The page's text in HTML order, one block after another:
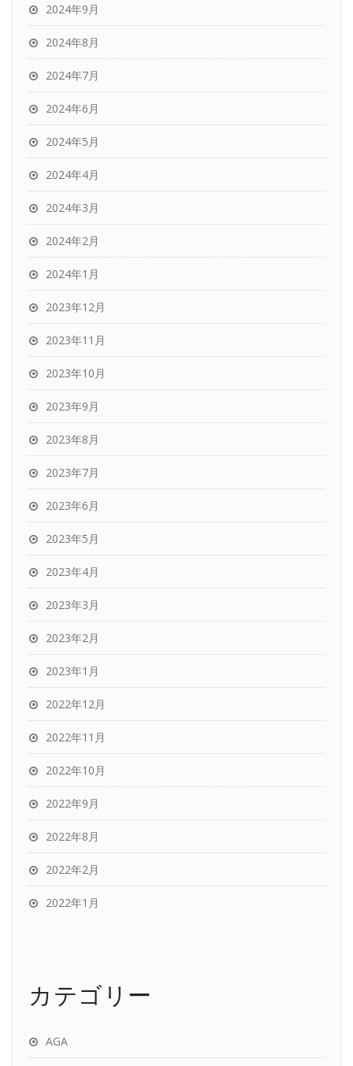
2024年9月
2024年8月
2024年7月
2024年6月
2024年5月
2024年4月
2024年3月
2024年2月
2024年1月
2023年12月
2023年11月
2023年10月
2023年9月
2023年8月
2023年7月
2023年6月
2023年5月
2023年4月
2023年3月
2023年2月
2023年1月
2022年12月
2022年11月
2022年10月
2022年9月
2022年8月
2022年2月
2022年1月
カテゴリー
AGA